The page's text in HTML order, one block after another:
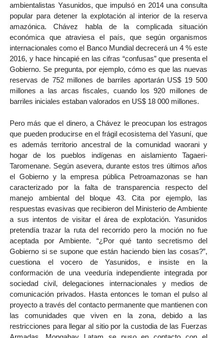
ambientalistas Yasunidos, que impulsó en 2014 una consulta
popular para detener la explotación al interior de la reserva
amazónica. Chávez habla de la complicada situación
económica que atraviesa el país, que según organismos
internacionales como el Banco Mundial decrecerá un 4 % este
2016, y hace hincapié en las cifras “confusas” que presenta el
Gobierno. Se pregunta, por ejemplo, cómo es que las nuevas
reservas de 752 millones de barriles aportarán US$ 19 500
millones a las arcas fiscales, cuando los 920 millones de
barriles iniciales estaban valorados en US$ 18 000 millones.
Pero más que el dinero, a Chávez le preocupan los estragos
que pueden producirse en el frágil ecosistema del Yasuní, que
es además territorio ancestral de la comunidad waorani y
hogar de los pueblos indígenas en aislamiento Tagaeri-
Taromenane. Según asevera, durante estos tres últimos años
el Gobierno y la empresa pública Petroamazonas se han
caracterizado por la falta de transparencia respecto del
manejo ambiental del bloque 43. Cita por ejemplo, las
respuestas evasivas que recibieron del Ministerio de Ambiente
a sus intentos de visitar el área de explotación. Yasunidos
pretendía trazar la ruta del recorrido pero la moción no fue
aceptada por Ambiente. “¿Por qué tanto secretismo del
Gobierno si se supone que están haciendo bien las cosas?”,
cuestiona el vocero de Yasunidos, e insiste en la
conformación de una veeduría independiente integrada por
sociedad civil, delegaciones internacionales y medios de
comunicación privados. Hasta entonces le toman el pulso al
proyecto a través del contacto permanente que mantienen con
las comunidades que viven en la zona, debido a las
restricciones para llegar al sitio por la custodia de las Fuerzas